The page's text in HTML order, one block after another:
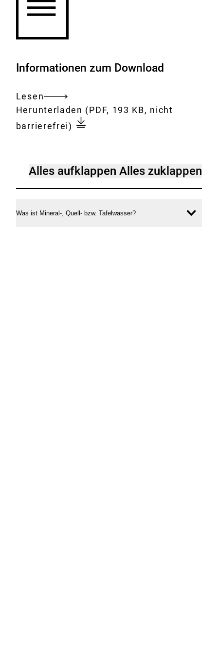
Informationen zum Download
Lesen
Gesamtes
Dokument
Download:
Herunterladen
__Quell-
(PDF, 193 KB, nicht
barrierefrei)
[Accordion]
mit
Alles aufklappenAlles zuklappen
Was ist Mineral-, Quell- bzw. Tafelwasser?